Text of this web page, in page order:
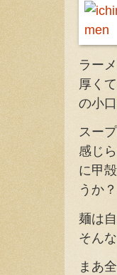
ラー
厚く
の小
スー
感じ
に甲
うか？
麺は
そん
まあ